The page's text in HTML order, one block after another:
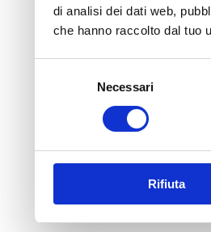
di analisi dei dati web,
che hanno raccolto dal tuo
Necessari
Rifiuta
"BANCHE-
EDIZIONE 2025-
2026